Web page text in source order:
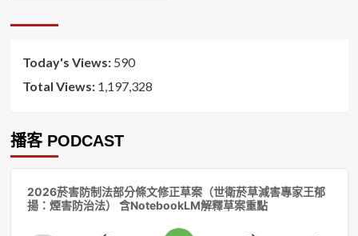
序
Today's Views: 590
Total Views: 1,197,328
播客 PODCAST
2026菸害防制法部分條文修正草案（世衛菸草減害專家王郁
揚：煙害防治法） 含NotebookLM解釋草案重點